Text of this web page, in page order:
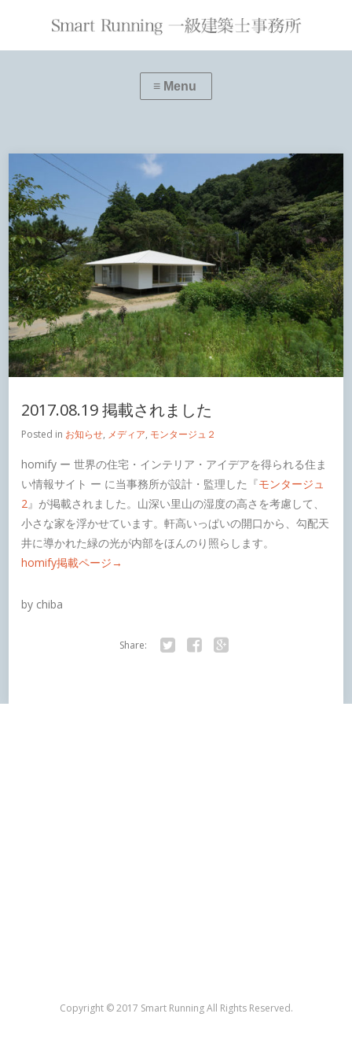
≡ Menu
2017.08.19 掲載されました
Posted in お知らせ, メディア, モンタージュ２
homify ー 世界の住宅・インテリア・アイデアを得られる住ま
い情報サイト ー に当事務所が設計・監理した『モンタージュ
2 』が掲載されました。山深い里山の湿度の高さを考慮して、
小さな家を浮かせています。軒高いっぱいの開口から、勾配天
井に導かれた緑の光が内部をほんのり照らします。
homify掲載ページ→
by chiba
Share:
Copyright © 2017 Smart Running All Rights Reserved.